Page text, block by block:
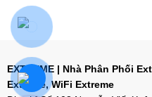
EXTREME | Nhà Phân Phối
Extreme, WiFi Extreme